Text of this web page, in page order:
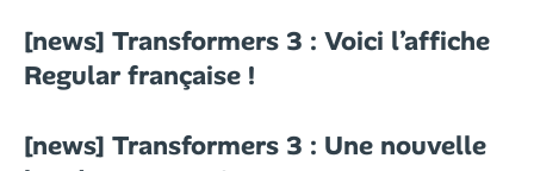
[news] Transformers 3 : Voici l’affiche
Regular française !
[news] Transformers 3 : Une nouvelle